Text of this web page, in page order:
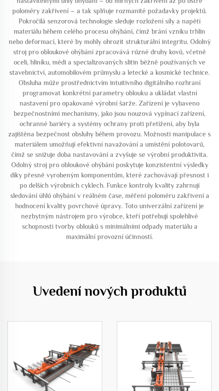
poloměry zakřivení – a tak splňuje rozmanité požadavky projektů.
Pokročilá senzorová technologie sleduje rozložení síly a napětí
materiálu během celého procesu ohýbání, čímž brání vzniku trhlin
nebo deformací, které by mohly ohrozit strukturální integritu. Odolný
stroj pro obloukové ohýbání zpracovává různé druhy kovů, včetně
oceli, hliníku, mědi a specializovaných slitin běžně používaných ve
stavebnictví, automobilovém průmyslu a letecké a kosmické technice.
Obsluha může prostřednictvím intuitivního digitálního rozhraní
programovat konkrétní parametry oblouku a ukládat vlastní
nastavení pro opakované výrobní šarže. Zařízení je vybaveno
bezpečnostními mechanismy, jako jsou nouzová vypínací zařízení,
ochranné bariéry a systémy ochrany proti přetížení, aby byla
zajištěna bezpečnost obsluhy během provozu. Možnosti manipulace s
materiálem umožňují efektivní navažování a umístění polotovarů,
čímž se snižuje doba nastavování a zvyšuje se výrobní produktivita.
Odolný stroj pro obloukové ohýbání poskytuje konzistentní výsledky
díky přesně vyrobeným komponentům, které zachovávají přesnost i
po delších výrobních cyklech. Funkce kontroly kvality zahrnují
sledování úhlů ohýbání v reálném čase, měření poloměru zakřivení a
hodnocení kvality povrchové úpravy. Toto univerzální zařízení je
nezbytným nástrojem pro výrobce, kteří potřebují spolehlivé
schopnosti tvorby oblouků s minimálními odpady materiálu a
maximální provozní účinností.
Uvedení nových produktů